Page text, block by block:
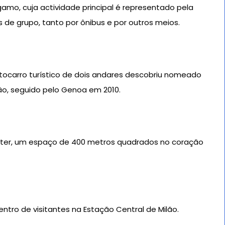
cuja actividade principal é representado pela
de grupo, tanto por ônibus e por outros meios.
turístico de dois andares descobriu nomeado
seguido pelo Genoa em 2010.
um espaço de 400 metros quadrados no coração
de visitantes na Estação Central de Milão.